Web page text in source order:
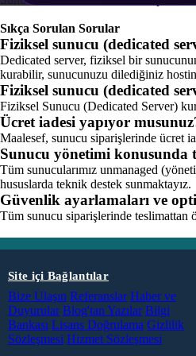
Sıkça Sorulan Sorular
Fiziksel sunucu (dedicated
Dedicated server, fiziksel bir
kurabilir, sunucunuzu dilediğiniz
Fiziksel sunucu (dedicated
Fiziksel Sunucu (Dedicated Server)
Ücret iadesi yapıyor
Maalesef, sunucu siparişlerinde ücret
Sunucu yönetimi konusunda
Tüm sunucularımız unmanaged
hususlarda teknik destek sunmaktayız.
Güvenlik ayarlamaları ve
Tüm sunucu siparişlerinde teslimattan
Site içi Bağlantılar
Bize Ulaşın Referanslar Haber ve
Duyurular Blog'tan Yazılar Bilgi
Bankası Lisans Doğrulama Gizlilik
Sözleşmesi Hizmet Sözleşmesi